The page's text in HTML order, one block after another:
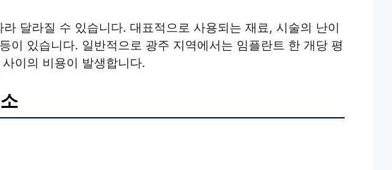
달라질 수 있습니다. 대표적으로 사용되는 재료, 시술의 난이
이 있습니다. 일반적으로 광주 지역에서는 임플란트 한 개당 평
이의 비용이 발생합니다.